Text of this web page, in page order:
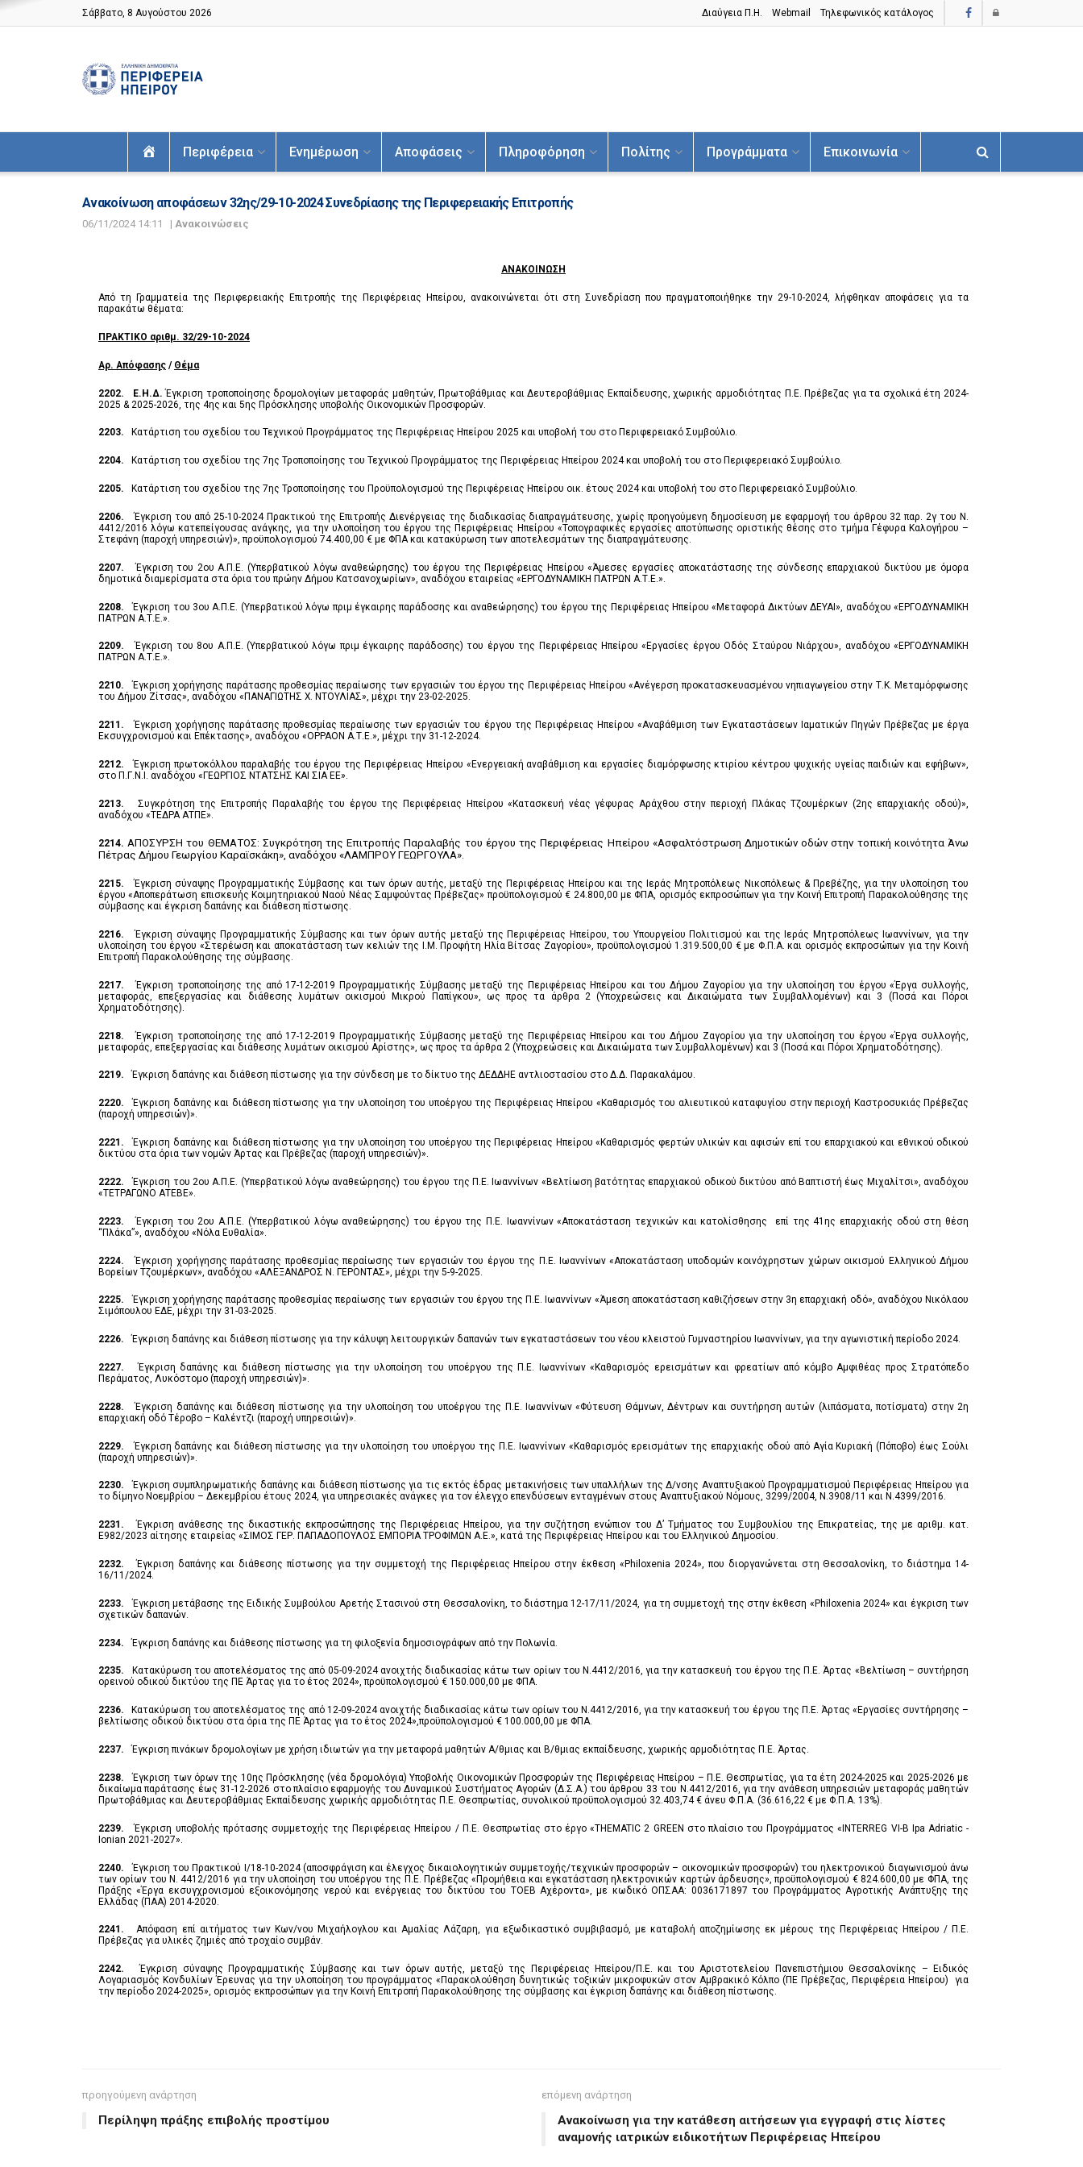
Σάββατο, 8 Αυγούστου 2026 Διαύγεια Π.H. Webmail Τηλεφωνικός κατάλογος
ΑρχικήΠεριφέρεια Ενημέρωση Αποφάσεις Πληροφόρηση Πολίτης Προγράμματα Επικοινωνία
Ανακοίνωση αποφάσεων 32ης/29-10-2024 Συνεδρίασης της Περιφερειακής Επιτροπής
06/11/2024 14:11 | Ανακοινώσεις
ΑΝΑΚΟΙΝΩΣΗ
Από τη Γραμματεία της Περιφερειακής Επιτροπής της Περιφέρειας Ηπείρου, ανακοινώνεται ότι στη Συνεδρίαση που πραγματοποιήθηκε την 29-10-2024, λήφθηκαν αποφάσεις για τα
παρακάτω θέματα:
ΠΡΑΚΤΙΚΟ αριθμ. 32/29-10-2024
Αρ. Απόφασης / Θέμα
2202. Ε.Η.Δ. Έγκριση τροποποίησης δρομολογίων μεταφοράς μαθητών, Πρωτοβάθμιας και Δευτεροβάθμιας Εκπαίδευσης, χωρικής αρμοδιότητας Π.Ε. Πρέβεζας για τα σχολικά έτη 2024-
2025 & 2025-2026, της 4ης και 5ης Πρόσκλησης υποβολής Οικονομικών Προσφορών.
2203. Κατάρτιση του σχεδίου του Τεχνικού Προγράμματος της Περιφέρειας Ηπείρου 2025 και υποβολή του στο Περιφερειακό Συμβούλιο.
2204. Κατάρτιση του σχεδίου της 7ης Τροποποίησης του Τεχνικού Προγράμματος της Περιφέρειας Ηπείρου 2024 και υποβολή του στο Περιφερειακό Συμβούλιο.
2205. Κατάρτιση του σχεδίου της 7ης Τροποποίησης του Προϋπολογισμού της Περιφέρειας Ηπείρου οικ. έτους 2024 και υποβολή του στο Περιφερειακό Συμβούλιο.
2206.Έγκριση του από 25-10-2024 Πρακτικού της Επιτροπής Διενέργειας της διαδικασίας διαπραγμάτευσης, χωρίς προηγούμενη δημοσίευση με εφαρμογή του άρθρου 32 παρ. 2γ του Ν.
4412/2016 λόγω κατεπείγουσας ανάγκης, για την υλοποίηση του έργου της Περιφέρειας Ηπείρου «Τοπογραφικές εργασίες αποτύπωσης οριστικής θέσης στο τμήμα Γέφυρα Καλογήρου –
Στεφάνη (παροχή υπηρεσιών)», προϋπολογισμού 74.400,00 € με ΦΠΑ και κατακύρωση των αποτελεσμάτων της διαπραγμάτευσης.
2207.Έγκριση του 2ου Α.Π.Ε. (Υπερβατικού λόγω αναθεώρησης) του έργου της Περιφέρειας Ηπείρου «Άμεσες εργασίες αποκατάστασης της σύνδεσης επαρχιακού δικτύου με όμορα
δημοτικά διαμερίσματα στα όρια του πρώην Δήμου Κατσανοχωρίων», αναδόχου εταιρείας «ΕΡΓΟΔΥΝΑΜΙΚΗ ΠΑΤΡΩΝ Α.Τ.Ε.».
2208.Έγκριση του 3ου Α.Π.Ε. (Υπερβατικού λόγω πριμ έγκαιρης παράδοσης και αναθεώρησης) του έργου της Περιφέρειας Ηπείρου «Μεταφορά Δικτύων ΔΕΥΑΙ», αναδόχου «ΕΡΓΟΔΥΝΑΜΙΚΗ
ΠΑΤΡΩΝ Α.Τ.Ε.».
2209.Έγκριση του 8ου Α.Π.Ε. (Υπερβατικού λόγω πριμ έγκαιρης παράδοσης) του έργου της Περιφέρειας Ηπείρου «Εργασίες έργου Οδός Σταύρου Νιάρχου», αναδόχου «ΕΡΓΟΔΥΝΑΜΙΚΗ
ΠΑΤΡΩΝ Α.Τ.Ε.».
2210.Έγκριση χορήγησης παράτασης προθεσμίας περαίωσης των εργασιών του έργου της Περιφέρειας Ηπείρου «Ανέγερση προκατασκευασμένου νηπιαγωγείου στην Τ.Κ. Μεταμόρφωσης
του Δήμου Ζίτσας», αναδόχου «ΠΑΝΑΓΙΩΤΗΣ Χ. ΝΤΟΥΛΙΑΣ», μέχρι την 23-02-2025.
2211.Έγκριση χορήγησης παράτασης προθεσμίας περαίωσης των εργασιών του έργου της Περιφέρειας Ηπείρου «Αναβάθμιση των Εγκαταστάσεων Ιαματικών Πηγών Πρέβεζας με έργα
Εκσυγχρονισμού και Επέκτασης», αναδόχου «ΟΡΡΑΟΝ Α.Τ.Ε.», μέχρι την 31-12-2024.
2212.Έγκριση πρωτοκόλλου παραλαβής του έργου της Περιφέρειας Ηπείρου «Ενεργειακή αναβάθμιση και εργασίες διαμόρφωσης κτιρίου κέντρου ψυχικής υγείας παιδιών και εφήβων»,
στο Π.Γ.Ν.Ι. αναδόχου «ΓΕΩΡΓΙΟΣ ΝΤΑΤΣΗΣ ΚΑΙ ΣΙΑ ΕΕ».
2213. Συγκρότηση της Επιτροπής Παραλαβής του έργου της Περιφέρειας Ηπείρου «Κατασκευή νέας γέφυρας Αράχθου στην περιοχή Πλάκας Τζουμέρκων (2ης επαρχιακής οδού)»,
αναδόχου «ΤΕΔΡΑ ΑΤΠΕ».
2214.ΑΠΟΣΥΡΣΗ του ΘΕΜΑΤΟΣ: Συγκρότηση της Επιτροπής Παραλαβής του έργου της Περιφέρειας Ηπείρου «Ασφαλτόστρωση Δημοτικών οδών στην τοπική κοινότητα Άνω
Πέτρας Δήμου Γεωργίου Καραϊσκάκη», αναδόχου «ΛΑΜΠΡΟΥ ΓΕΩΡΓΟΥΛΑ».
2215.Έγκριση σύναψης Προγραμματικής Σύμβασης και των όρων αυτής, μεταξύ της Περιφέρειας Ηπείρου και της Ιεράς Μητροπόλεως Νικοπόλεως & Πρεβέζης, για την υλοποίηση του
έργου «Αποπεράτωση επισκευής Κοιμητηριακού Ναού Νέας Σαμψούντας Πρέβεζας» προϋπολογισμού € 24.800,00 με ΦΠΑ, ορισμός εκπροσώπων για την Κοινή Επιτροπή Παρακολούθησης της
σύμβασης και έγκριση δαπάνης και διάθεση πίστωσης.
2216.Έγκριση σύναψης Προγραμματικής Σύμβασης και των όρων αυτής μεταξύ της Περιφέρειας Ηπείρου, του Υπουργείου Πολιτισμού και της Ιεράς Μητροπόλεως Ιωαννίνων, για την
υλοποίηση του έργου «Στερέωση και αποκατάσταση των κελιών της Ι.Μ. Προφήτη Ηλία Βίτσας Ζαγορίου», προϋπολογισμού 1.319.500,00 € με Φ.Π.Α. και ορισμός εκπροσώπων για την Κοινή
Επιτροπή Παρακολούθησης της σύμβασης.
2217.Έγκριση τροποποίησης της από 17-12-2019 Προγραμματικής Σύμβασης μεταξύ της Περιφέρειας Ηπείρου και του Δήμου Ζαγορίου για την υλοποίηση του έργου «Έργα συλλογής,
μεταφοράς, επεξεργασίας και διάθεσης λυμάτων οικισμού Μικρού Παπίγκου», ως προς τα άρθρα 2 (Υποχρεώσεις και Δικαιώματα των Συμβαλλομένων) και 3 (Ποσά και Πόροι
Χρηματοδότησης).
2218.Έγκριση τροποποίησης της από 17-12-2019 Προγραμματικής Σύμβασης μεταξύ της Περιφέρειας Ηπείρου και του Δήμου Ζαγορίου για την υλοποίηση του έργου «Έργα συλλογής,
μεταφοράς, επεξεργασίας και διάθεσης λυμάτων οικισμού Αρίστης», ως προς τα άρθρα 2 (Υποχρεώσεις και Δικαιώματα των Συμβαλλομένων) και 3 (Ποσά και Πόροι Χρηματοδότησης).
2219.Έγκριση δαπάνης και διάθεση πίστωσης για την σύνδεση με το δίκτυο της ΔΕΔΔΗΕ αντλιοστασίου στο Δ.Δ. Παρακαλάμου.
2220.Έγκριση δαπάνης και διάθεση πίστωσης για την υλοποίηση του υποέργου της Περιφέρειας Ηπείρου «Καθαρισμός του αλιευτικού καταφυγίου στην περιοχή Καστροσυκιάς Πρέβεζας
(παροχή υπηρεσιών)».
2221.Έγκριση δαπάνης και διάθεση πίστωσης για την υλοποίηση του υποέργου της Περιφέρειας Ηπείρου «Καθαρισμός φερτών υλικών και αφισών επί του επαρχιακού και εθνικού οδικού
δικτύου στα όρια των νομών Άρτας και Πρέβεζας (παροχή υπηρεσιών)».
2222.Έγκριση του 2ου Α.Π.Ε. (Υπερβατικού λόγω αναθεώρησης) του έργου της Π.Ε. Ιωαννίνων «Βελτίωση βατότητας επαρχιακού οδικού δικτύου από Βαπτιστή έως Μιχαλίτσι», αναδόχου
«ΤΕΤΡΑΓΩΝΟ ΑΤΕΒΕ».
2223.Έγκριση του 2ου Α.Π.Ε. (Υπερβατικού λόγω αναθεώρησης) του έργου της Π.Ε. Ιωαννίνων «Αποκατάσταση τεχνικών και κατολίσθησης επί της 41ης επαρχιακής οδού στη θέση
“Πλάκα”», αναδόχου «Νόλα Ευθαλία».
2224.Έγκριση χορήγησης παράτασης προθεσμίας περαίωσης των εργασιών του έργου της Π.Ε. Ιωαννίνων «Αποκατάσταση υποδομών κοινόχρηστων χώρων οικισμού Ελληνικού Δήμου
Βορείων Τζουμέρκων», αναδόχου «ΑΛΕΞΑΝΔΡΟΣ Ν. ΓΕΡΟΝΤΑΣ», μέχρι την 5-9-2025.
2225.Έγκριση χορήγησης παράτασης προθεσμίας περαίωσης των εργασιών του έργου της Π.Ε. Ιωαννίνων «Άμεση αποκατάσταση καθιζήσεων στην 3η επαρχιακή οδό», αναδόχου Νικόλαου
Σιμόπουλου ΕΔΕ, μέχρι την 31-03-2025.
2226.Έγκριση δαπάνης και διάθεση πίστωσης για την κάλυψη λειτουργικών δαπανών των εγκαταστάσεων του νέου κλειστού Γυμναστηρίου Ιωαννίνων, για την αγωνιστική περίοδο 2024.
2227.Έγκριση δαπάνης και διάθεση πίστωσης για την υλοποίηση του υποέργου της Π.Ε. Ιωαννίνων «Καθαρισμός ερεισμάτων και φρεατίων από κόμβο Αμφιθέας προς Στρατόπεδο
Περάματος, Λυκόστομο (παροχή υπηρεσιών)».
2228.Έγκριση δαπάνης και διάθεση πίστωσης για την υλοποίηση του υποέργου της Π.Ε. Ιωαννίνων «Φύτευση Θάμνων, Δέντρων και συντήρηση αυτών (λιπάσματα, ποτίσματα) στην 2η
επαρχιακή οδό Τέροβο – Καλέντζι (παροχή υπηρεσιών)».
2229.Έγκριση δαπάνης και διάθεση πίστωσης για την υλοποίηση του υποέργου της Π.Ε. Ιωαννίνων «Καθαρισμός ερεισμάτων της επαρχιακής οδού από Αγία Κυριακή (Πόποβο) έως Σούλι
(παροχή υπηρεσιών)».
2230.Έγκριση συμπληρωματικής δαπάνης και διάθεση πίστωσης για τις εκτός έδρας μετακινήσεις των υπαλλήλων της Δ/νσης Αναπτυξιακού Προγραμματισμού Περιφέρειας Ηπείρου για
το δίμηνο Νοεμβρίου – Δεκεμβρίου έτους 2024, για υπηρεσιακές ανάγκες για τον έλεγχο επενδύσεων ενταγμένων στους Αναπτυξιακού Νόμους, 3299/2004, Ν.3908/11 και Ν.4399/2016.
2231.Έγκριση ανάθεσης της δικαστικής εκπροσώπησης της Περιφέρειας Ηπείρου, για την συζήτηση ενώπιον του Δ’ Τμήματος του Συμβουλίου της Επικρατείας, της με αριθμ. κατ.
Ε982/2023 αίτησης εταιρείας «ΣΙΜΟΣ ΓΕΡ. ΠΑΠΑΔΟΠΟΥΛΟΣ ΕΜΠΟΡΙΑ ΤΡΟΦΙΜΩΝ Α.Ε.», κατά της Περιφέρειας Ηπείρου και του Ελληνικού Δημοσίου.
2232.Έγκριση δαπάνης και διάθεσης πίστωσης για την συμμετοχή της Περιφέρειας Ηπείρου στην έκθεση «Philoxenia 2024», που διοργανώνεται στη Θεσσαλονίκη, το διάστημα 14-
16/11/2024.
2233.Έγκριση μετάβασης της Ειδικής Συμβούλου Αρετής Στασινού στη Θεσσαλονίκη, το διάστημα 12-17/11/2024, για τη συμμετοχή της στην έκθεση «Philoxenia 2024» και έγκριση των
σχετικών δαπανών.
2234.Έγκριση δαπάνης και διάθεσης πίστωσης για τη φιλοξενία δημοσιογράφων από την Πολωνία.
2235.
Κατακύρωση του αποτελέσματος της από 05-09-2024 ανοιχτής διαδικασίας κάτω των ορίων του Ν.4412/2016, για την κατασκευή του έργου της Π.Ε. Άρτας «Βελτίωση – συντήρηση
ορεινού οδικού δικτύου της ΠΕ Άρτας για το έτος 2024», προϋπολογισμού € 150.000,00 με ΦΠΑ.
2236.
Κατακύρωση του αποτελέσματος της από 12-09-2024 ανοιχτής διαδικασίας κάτω των ορίων του Ν.4412/2016, για την κατασκευή του έργου της Π.Ε. Άρτας «Εργασίες συντήρησης –
βελτίωσης οδικού δικτύου στα όρια της ΠΕ Άρτας για το έτος 2024»,προϋπολογισμού € 100.000,00 με ΦΠΑ.
2237.Έγκριση πινάκων δρομολογίων με χρήση ιδιωτών για την μεταφορά μαθητών Α/θμιας και Β/θμιας εκπαίδευσης, χωρικής αρμοδιότητας Π.Ε. Άρτας.
2238.Έγκριση των όρων της 10ης Πρόσκλησης (νέα δρομολόγια) Υποβολής Οικονομικών Προσφορών της Περιφέρειας Ηπείρου – Π.Ε. Θεσπρωτίας, για τα έτη 2024-2025 και 2025-2026 με
δικαίωμα παράτασης έως 31-12-2026 στο πλαίσιο εφαρμογής του Δυναμικού Συστήματος Αγορών (Δ.Σ.Α.) του άρθρου 33 του Ν.4412/2016, για την ανάθεση υπηρεσιών μεταφοράς μαθητών
Πρωτοβάθμιας και Δευτεροβάθμιας Εκπαίδευσης χωρικής αρμοδιότητας Π.Ε. Θεσπρωτίας, συνολικού προϋπολογισμού 32.403,74 € άνευ Φ.Π.Α. (36.616,22 € με Φ.Π.Α. 13%).
2239.Έγκριση υποβολής πρότασης συμμετοχής της Περιφέρειας Ηπείρου / Π.Ε. Θεσπρωτίας στο έργο «THEMATIC 2 GREEN στο πλαίσιο του Προγράμματος «INTERREG VI-B Ipa Adriatic -
Ionian 2021-2027».
2240.Έγκριση του Πρακτικού I/18-10-2024 (αποσφράγιση και έλεγχος δικαιολογητικών συμμετοχής/τεχνικών προσφορών – οικονομικών προσφορών) του ηλεκτρονικού διαγωνισμού άνω
των ορίων του Ν. 4412/2016 για την υλοποίηση του υποέργου της Π.Ε. Πρέβεζας «Προμήθεια και εγκατάσταση ηλεκτρονικών καρτών άρδευσης», προϋπολογισμού € 824.600,00 με ΦΠΑ, της
Πράξης «Έργα εκσυγχρονισμού εξοικονόμησης νερού και ενέργειας του δικτύου του ΤΟΕΒ Αχέροντα», με κωδικό ΟΠΣΑΑ: 0036171897 του Προγράμματος Αγροτικής Ανάπτυξης της
Ελλάδας (ΠΑΑ) 2014-2020.
2241.Απόφαση επί αιτήματος των Κων/νου Μιχαήλογλου και Αμαλίας Λάζαρη, για εξωδικαστικό συμβιβασμό, με καταβολή αποζημίωσης εκ μέρους της Περιφέρειας Ηπείρου / Π.Ε.
Πρέβεζας για υλικές ζημιές από τροχαίο συμβάν.
2242.Έγκριση σύναψης Προγραμματικής Σύμβασης και των όρων αυτής, μεταξύ της Περιφέρειας Ηπείρου/Π.Ε. και του Αριστοτελείου Πανεπιστήμιου Θεσσαλονίκης – Ειδικός
Λογαριασμός Κονδυλίων Έρευνας για την υλοποίηση του προγράμματος «Παρακολούθηση δυνητικώς τοξικών μικροφυκών στον Αμβρακικό Κόλπο (ΠΕ Πρέβεζας, Περιφέρεια Ηπείρου) για
την περίοδο 2024-2025», ορισμός εκπροσώπων για την Κοινή Επιτροπή Παρακολούθησης της σύμβασης και έγκριση δαπάνης και διάθεση πίστωσης.
προηγούμενη ανάρτηση
Περίληψη πράξης επιβολής προστίμου
επόμενη ανάρτηση
Ανακοίνωση για την κατάθεση αιτήσεων για εγγραφή στις λίστες
αναμονής ιατρικών ειδικοτήτων Περιφέρειας Ηπείρου